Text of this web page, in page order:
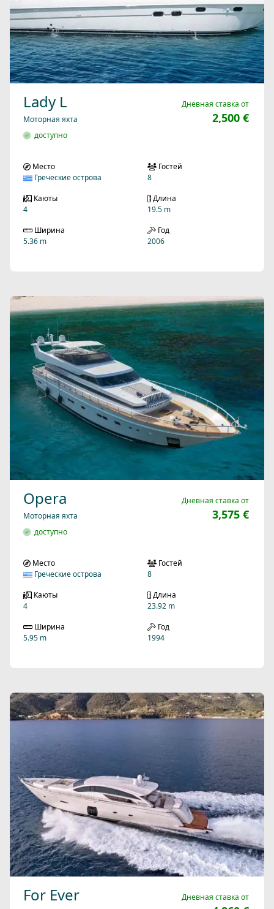
Lady L
Моторная яхта
доступно
Дневная ставка от
2,500 €
Место
Греческие острова
Гостей
8
Каюты
4
Длина
19.5 m
Ширина
5.36 m
Год
2006
Opera
Моторная яхта
доступно
Дневная ставка от
3,575 €
Место
Греческие острова
Гостей
8
Каюты
4
Длина
23.92 m
Ширина
5.95 m
Год
1994
For Ever Дневная ставка от